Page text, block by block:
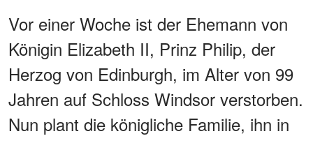
Vor einer Woche ist der Ehemann von
Königin Elizabeth II, Prinz Philip, der
Herzog von Edinburgh, im Alter von 99
Jahren auf Schloss Windsor verstorben.
Nun plant die königliche Familie, ihn in